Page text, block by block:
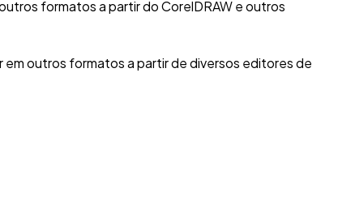
formatos a partir do CorelDRAW e outros
em outros formatos a partir de diversos editores de